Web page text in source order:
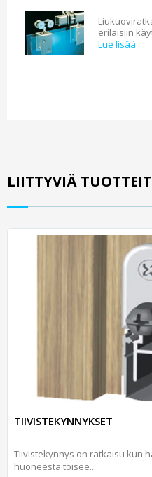
erilaisiin
Lue lisää
LIITTYVIÄ
TIIVISTEKYNNYKSET
Tiivistekynnys on ratkaisu kun
huoneesta toisee...